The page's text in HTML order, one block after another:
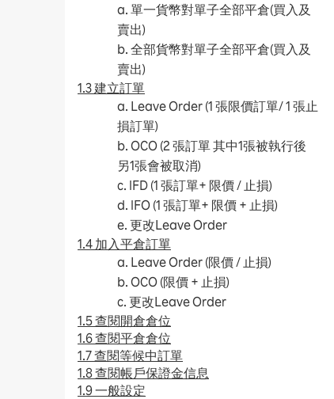
a. 單一貨幣對單子全部平倉(買入及
賣出)
b. 全部貨幣對單子全部平倉(買入及
賣出)
1.3 建立訂單
a. Leave Order (1 張限價訂單/ 1 張止
損訂單)
b. OCO (2 張訂單 其中1張被執行後
另1張會被取消)
c. IFD (1 張訂單+ 限價 / 止損)
d. IFO (1 張訂單+ 限價 + 止損)
e. 更改Leave Order
1.4 加入平倉訂單
a. Leave Order (限價 / 止損)
b. OCO (限價 + 止損)
c. 更改Leave Order
1.5 查閱開倉倉位
1.6 查閱平倉倉位
1.7 查閱等候中訂單
1.8 查閱帳戶保證金信息
1.9 一般設定